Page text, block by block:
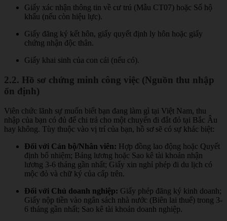
Giấy xác nhận thông tin về cư trú (Mẫu CT07) hoặc Sổ hộ
khẩu (nếu còn hiệu lực).
Giấy đăng ký kết hôn, giấy quyết định ly hôn hoặc giấy
chứng nhận độc thân.
Giấy khai sinh của con cái (nếu có).
2.2. Hồ sơ chứng minh công việc (Nguồn thu nhập
ổn định)
Viên chức lãnh sự muốn biết bạn đang làm gì tại Việt Nam, thu
nhập của bạn có đủ để chi trả cho một chuyến đi đắt đỏ tại Bắc Âu
hay không. Tùy thuộc vào vị trí của bạn, hồ sơ sẽ có sự khác biệt:
Đối với Cán bộ/Nhân viên: Hợp đồng lao động hoặc Quyết
định bổ nhiệm; Bảng lương hoặc Sao kê tài khoản nhận
lương 3-6 tháng gần nhất; Giấy xin nghỉ phép đi du lịch có
mộc đỏ và chữ ký của cấp trên.
Đối với Chủ doanh nghiệp: Giấy phép đăng ký kinh doanh;
Giấy nộp tiền vào ngân sách nhà nước (Biên lai thuế) trong 3-
6 tháng gần nhất; Sao kê tài khoản doanh nghiệp.